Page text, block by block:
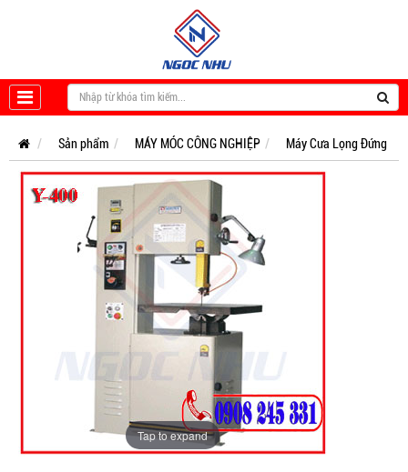
Sản phẩm MÁY MÓC CÔNG NGHIỆP Máy Cưa Lọng Đứng
Tap to expand